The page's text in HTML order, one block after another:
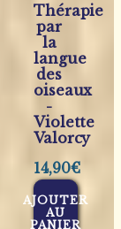
Thérapie
par
la
langue
des
oiseaux
-
Violette
Valorcy
14,90€
AJOUTER
AU
PANIER